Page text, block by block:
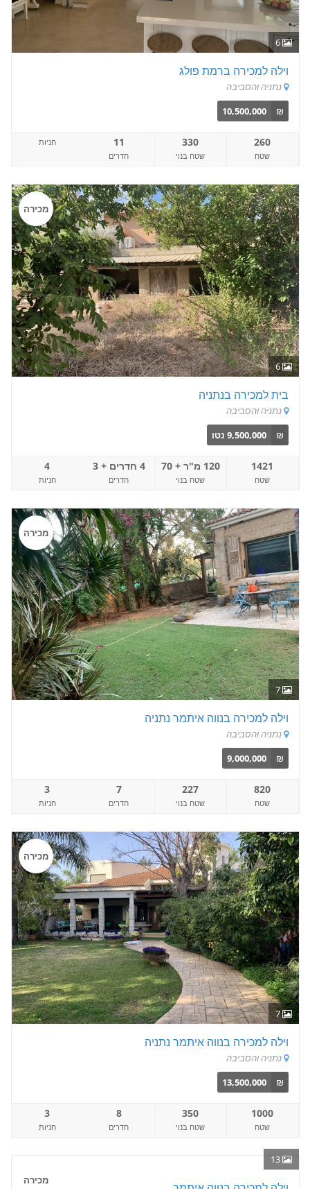
6
וילה למכירה ברמת פולג
נתניה והסביבה
₪
10,500,000
260
שטח
330
שטח בנוי
11
חדרים
חניות
6
מכירה
בית למכירה בנתניה
נתניה והסביבה
₪
9,500,000 נטו
1421
שטח
120 מ"ר + 70
שטח בנוי
4 חדרים + 3
חדרים
4
חניות
7
מכירה
וילה למכירה בנווה איתמר נתניה
נתניה והסביבה
₪
9,000,000
820
שטח
227
שטח בנוי
7
חדרים
3
חניות
7
מכירה
וילה למכירה בנווה איתמר נתניה
נתניה והסביבה
₪
13,500,000
1000
שטח
350
שטח בנוי
8
חדרים
3
חניות
13
מכירה